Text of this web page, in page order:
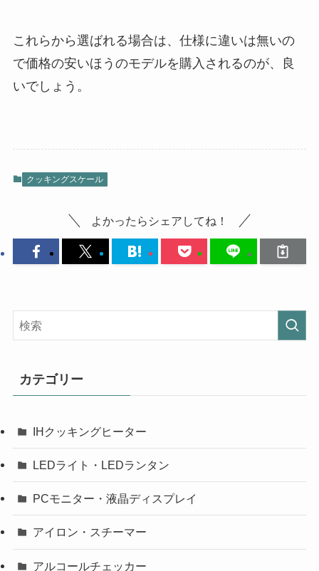
これらから選ばれる場合は、仕様に違いは無いの
で価格の安いほうのモデルを購入されるのが、良
いでしょう。
クッキングスケール
よかったらシェアしてね！
カテゴリー
IHクッキングヒーター
LEDライト・LEDランタン
PCモニター・液晶ディスプレイ
アイロン・スチーマー
アルコールチェッカー